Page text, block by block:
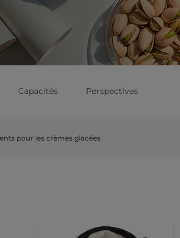
Capacités Perspectives
pour les crèmes glacées